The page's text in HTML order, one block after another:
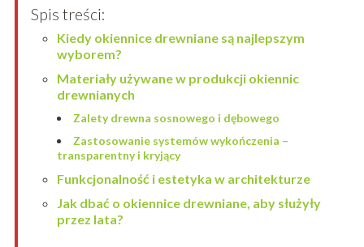
Spis treści:
Kiedy okiennice drewniane są najlepszym
wyborem?
Materiały używane w produkcji okiennic
drewnianych
Zalety drewna sosnowego i dębowego
Zastosowanie systemów wykończenia –
transparentny i kryjący
Funkcjonalność i estetyka w architekturze
Jak dbać o okiennice drewniane, aby służyły
przez lata?